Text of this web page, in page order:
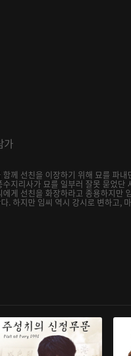
가
께 선친을 이장하기 위해 묘를 파
지리사가 묘를 일부러 잘못 묻었단
게 선친을 화장하라고 종용하지만
. 하지만 임씨 역시 강시로 변하고,